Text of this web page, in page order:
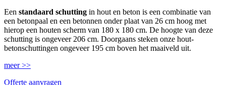
Een standaard schutting in hout en beton is een combinatie van
een betonpaal en een betonnen onder plaat van 26 cm hoog met
hierop een houten scherm van 180 x 180 cm. De hoogte van deze
schutting is ongeveer 206 cm. Doorgaans steken onze hout-
betonschuttingen ongeveer 195 cm boven het maaiveld uit.
meer >>
Offerte aanvragen